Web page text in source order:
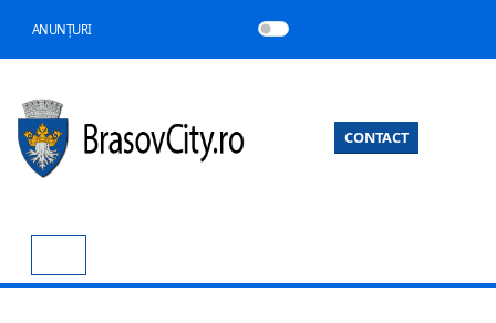
ANUNȚURI
CONTACT